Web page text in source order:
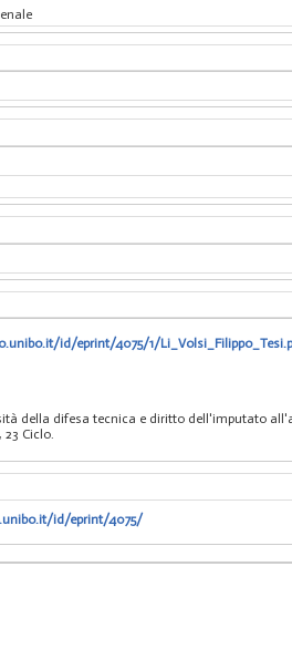
id/eprint/4075/1/
della difesa tecnica e diritto dell'imputato
, 23 Ciclo.
id/eprint/4075/